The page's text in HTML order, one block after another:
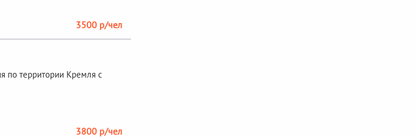
3500 р/чел
по территории Кремля с
3800 р/чел